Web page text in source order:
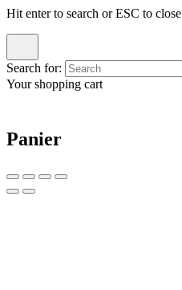
Hit enter to search or ESC to close
Search for:
Your shopping cart
Panier